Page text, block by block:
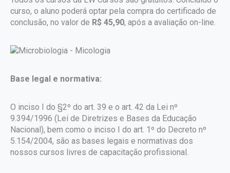
curso, o aluno poderá optar pela compra do certificado de
conclusão, no valor de R$ 45,90, após a avaliação on-line.
Base legal e normativa:
O inciso I do §2º do art. 39 e o art. 42 da Lei nº
9.394/1996 (Lei de Diretrizes e Bases da Educação
Nacional), bem como o inciso I do art. 1º do Decreto nº
5.154/2004, são as bases legais e normativas dos
nossos cursos livres de capacitação profissional.